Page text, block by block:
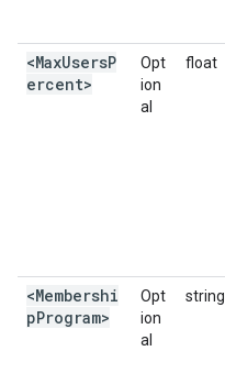
<MaxUsersP
ercent>
Opt
ion
al
float
<Membershi
pProgram>
Opt
ion
al
string